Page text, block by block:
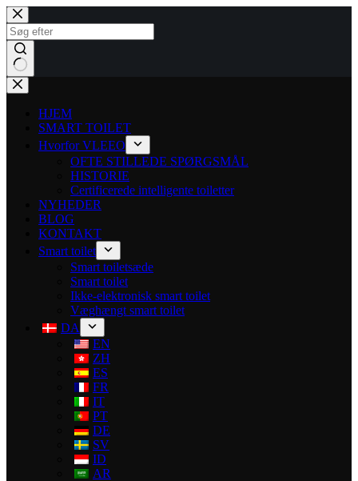
HJEM
SMART TOILET
Hvorfor VLEEO
OFTE STILLEDE SPØRGSMÅL
HISTORIE
Certificerede intelligente toiletter
NYHEDER
BLOG
KONTAKT
Smart toilet
Smart toiletsæde
Smart toilet
Ikke-elektronisk smart toilet
Væghængt smart toilet
DA
EN
ZH
ES
FR
IT
PT
DE
SV
ID
AR